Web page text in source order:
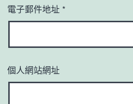
電子郵件地址 *
個人網站網址